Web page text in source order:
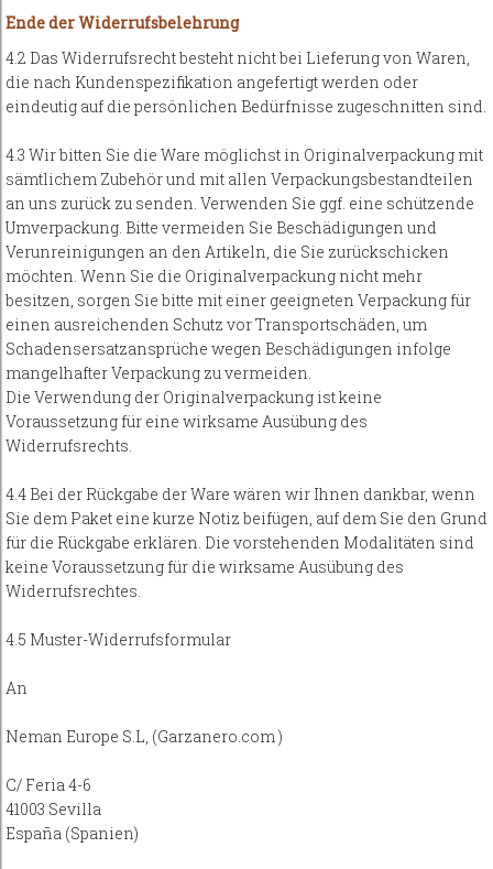
Ende der Widerrufsbelehrung
4.2 Das Widerrufsrecht besteht nicht bei Lieferung von Waren,
die nach Kundenspezifikation angefertigt werden oder
eindeutig auf die persönlichen Bedürfnisse zugeschnitten sind.
4.3 Wir bitten Sie die Ware möglichst in Originalverpackung mit
sämtlichem Zubehör und mit allen Verpackungsbestandteilen
an uns zurück zu senden. Verwenden Sie ggf. eine schützende
Umverpackung. Bitte vermeiden Sie Beschädigungen und
Verunreinigungen an den Artikeln, die Sie zurückschicken
möchten. Wenn Sie die Originalverpackung nicht mehr
besitzen, sorgen Sie bitte mit einer geeigneten Verpackung für
einen ausreichenden Schutz vor Transportschäden, um
Schadensersatzansprüche wegen Beschädigungen infolge
mangelhafter Verpackung zu vermeiden.
Die Verwendung der Originalverpackung ist keine
Voraussetzung für eine wirksame Ausübung des
Widerrufsrechts.
4.4 Bei der Rückgabe der Ware wären wir Ihnen dankbar, wenn
Sie dem Paket eine kurze Notiz beifügen, auf dem Sie den Grund
für die Rückgabe erklären. Die vorstehenden Modalitäten sind
keine Voraussetzung für die wirksame Ausübung des
Widerrufsrechtes.
4.5 Muster-Widerrufsformular
An
Neman Europe S.L, (Garzanero.com )
C/ Feria 4-6
41003 Sevilla
España (Spanien)